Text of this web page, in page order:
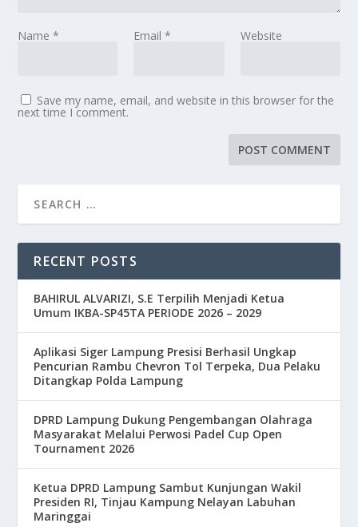
Name* Email * Website
Save my name, email, and website in this browser for the
next time I comment.
RECENT POSTS
BAHIRUL ALVARIZI, S.E Terpilih Menjadi Ketua
Umum IKBA-SP45TA PERIODE 2026 – 2029
Aplikasi Siger Lampung Presisi Berhasil Ungkap
Pencurian Rambu Chevron Tol Terpeka, Dua Pelaku
Ditangkap Polda Lampung
DPRD Lampung Dukung Pengembangan Olahraga
Masyarakat Melalui Perwosi Padel Cup Open
Tournament 2026
Ketua DPRD Lampung Sambut Kunjungan Wakil
Presiden RI, Tinjau Kampung Nelayan Labuhan
Maringgai